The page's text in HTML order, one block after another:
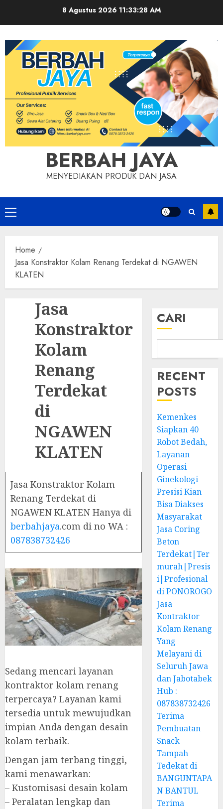
8 Agustus 2026 11:33:28 AM
BERBAH JAYA
MENYEDIAKAN PRODUK DAN JASA
Primary
Menu
Home
Jasa Konstraktor Kolam Renang Terdekat di NGAWEN
KLATEN
Jasa
Konstraktor
Kolam
Renang
Terdekat
di
NGAWEN
KLATEN
Jasa Konstraktor Kolam
Renang Terdekat di
NGAWEN KLATEN Hanya di
berbahjaya.com di no WA :
087838732426
Sedang mencari layanan
kontraktor kolam renang
terpercaya? Layanan kami
tersedia untuk mewujudkan
impian Anda dengan desain
kolam terbaik.
Dengan jam terbang tinggi,
kami menawarkan:
– Kustomisasi desain kolam
– Peralatan lengkap dan
CARI
RECENT
POSTS
Kemenkes
Siapkan 40
Robot Bedah,
Layanan
Operasi
Ginekologi
Presisi Kian
Bisa Diakses
Masyarakat
Jasa Coring
Beton
Terdekat|Ter
murah|Presis
i|Profesional
di PONOROGO
Jasa
Kontraktor
Kolam Renang
Yang
Melayani di
Seluruh Jawa
dan Jabotabek
Hub :
087838732426
Terima
Pembuatan
Snack
Tampah
Tedekat di
BANGUNTAPA
N BANTUL
Terima